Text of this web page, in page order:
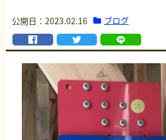
公開日：2023.02.16 ブログ